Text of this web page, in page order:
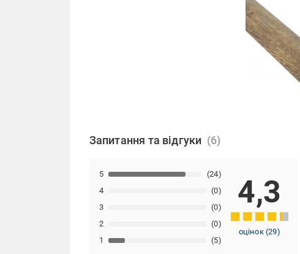
Запитання та відгуки
1 (5)
2 (0)
3 (0)
4 (0)
5 (24)
4,3
оцінок(29)